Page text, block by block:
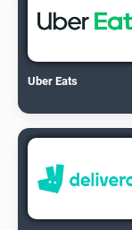
Uber Eats